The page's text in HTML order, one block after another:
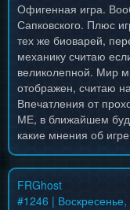
Офигенная игра.
Сапковского. Плюс
тех же биоварей,
механику считаю
великолепной. Мир
отображен, считаю
Впечатления от
МЕ, в ближайшем
какие мнения об
FRGhost
#1246 |